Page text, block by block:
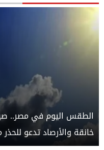
الطقس اليوم في مصر..
خانقة والأرصاد تدعو